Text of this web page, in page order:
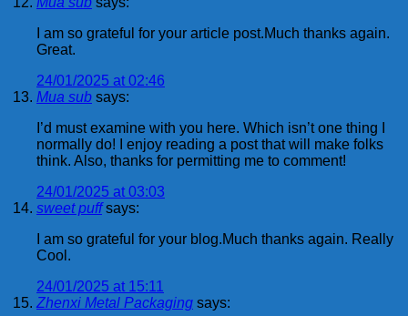
I am so grateful for your article post.Much thanks again.
Great.
24/01/2025 at 02:46
Mua sub says:
I’d must examine with you here. Which isn’t one thing I
normally do! I enjoy reading a post that will make folks
think. Also, thanks for permitting me to comment!
24/01/2025 at 03:03
sweet puff says:
I am so grateful for your blog.Much thanks again. Really
Cool.
24/01/2025 at 15:11
Zhenxi Metal Packaging says: